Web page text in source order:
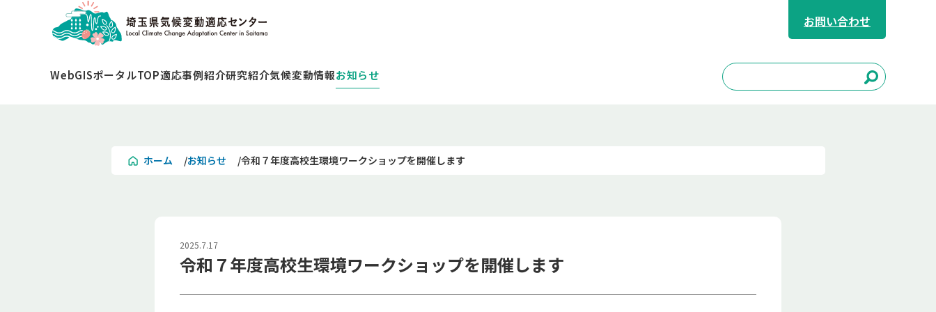
お問い合わせ
WebGISポータルTOP適応事例紹介研究紹介気候変動情報お知らせ
ホーム お知らせ 令和７年度高校生環境ワークショップを開催します
2025.7.17
令和７年度高校生環境ワークショップを開催します